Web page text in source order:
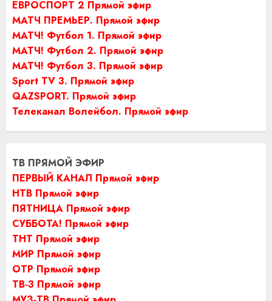
ЕВРОСПОРТ 2 Прямой эфир
МАТЧ ПРЕМЬЕР. Прямой эфир
МАТЧ! Футбол 1. Прямой эфир
МАТЧ! Футбол 2. Прямой эфир
МАТЧ! Футбол 3. Прямой эфир
Sport TV 3. Прямой эфир
QAZSPORT. Прямой эфир
Телеканал Волейбол. Прямой эфир
ТВ ПРЯМОЙ ЭФИР
ПЕРВЫЙ КАНАЛ Прямой эфир
НТВ Прямой эфир
ПЯТНИЦА Прямой эфир
СУББОТА! Прямой эфир
ТНТ Прямой эфир
МИР Прямой эфир
ОТР Прямой эфир
ТВ-3 Прямой эфир